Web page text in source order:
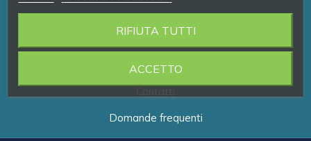
Prodotti
Brand
Domande frequenti
RIFIUTA TUTTI
ACCETTO